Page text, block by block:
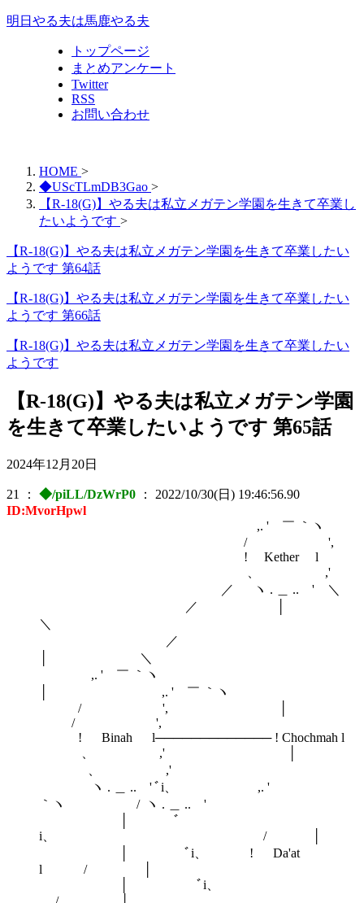
明日やる夫は馬鹿やる夫
トップページ
まとめアンケート
Twitter
RSS
お問い合わせ
HOME >
◆UScTLmDB3Gao >
【R-18(G)】やる夫は私立メガテン学園を生きて卒業し
たいようです >
【R-18(G)】やる夫は私立メガテン学園を生きて卒業したい
ようです 第64話
【R-18(G)】やる夫は私立メガテン学園を生きて卒業したい
ようです 第66話
【R-18(G)】やる夫は私立メガテン学園を生きて卒業したい
ようです
【R-18(G)】やる夫は私立メガテン学園
を生きて卒業したいようです 第65話
2024年12月20日
21 ： ◆/piLL/DzWrP0 ： 2022/10/30(日) 19:46:56.90
ID:MvorHpwl
,. ' ￣ ｀ヽ
/ ',
! Kether l
、 ,'
／ ヽ . ＿ .. ' ＼
／ │
＼
／
│ ＼
,. ' ￣ ｀ヽ
│ ,. ' ￣ ｀ヽ
/ ', │
/ ',
! Binah l───────────── ! Chochmah l
、 ,' │
、 ,'
ヽ . ＿ .. ' ﾞi、 ,. '
｀ヽ / ヽ . ＿ .. '
│ ﾞ
i、 / │
│ ﾞi、 ! Da'at
l / │
│ ﾞi、